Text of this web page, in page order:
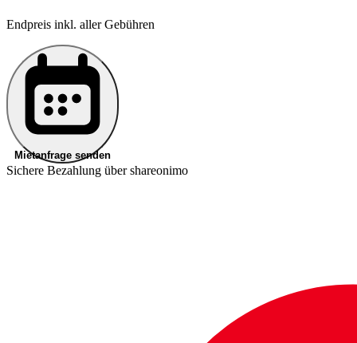
Endpreis inkl. aller Gebühren
Mietanfrage senden
Sichere Bezahlung über shareonimo